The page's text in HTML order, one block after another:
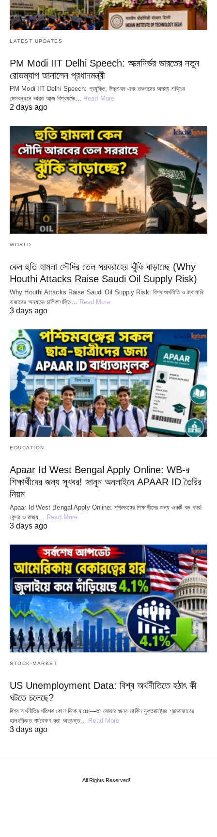
LATEST UPDATES
PM Modi IIT Delhi Speech: আত্মনির্ভর ভারতের নতুন
রোডম্যাপ জানালেন প্রধানমন্ত্রী
PM Modi IIT Delhi Speech: প্রযুক্তি, উদ্ভাবন এবং তরুণদের অদম্য শক্তির
মেলবন্ধনে ভারত আজ বিশ্বমঞ্চে… Read More
2 days ago
WORLD
কেন হুতি হামলা সৌদির তেল সরবরাহের ঝুঁকি বাড়াচ্ছে (Why
Houthi Attacks Raise Saudi Oil Supply Risk)
Why Houthi Attacks Raise Saudi Oil Supply Risk: বিশ্ব অর্থনীতি ও জ্বালানি
বাজারের অন্যতম চালিকাশক্তি…
Read More
3 days ago
EDUCATION
Apaar Id West Bengal Apply Online: WB-র
শিক্ষার্থীদের জন্য সুখবর! জানুন অনলাইনে APAAR ID তৈরির
নিয়ম
Apaar Id West Bengal Apply Online: পশ্চিমবঙ্গের শিক্ষার্থীদের জন্য একটি বড় খবর!
কেন্দ্র ও রাজ্য… Read More
3 days ago
STOCK-MARKET
US Unemployment Data: বিশ্ব অর্থনীতিতে হঠাৎ কী
ঘটতে চলেছে?
বিশ্ব অর্থনীতির গতিপথ কোন দিকে যাচ্ছে—তা বোঝার জন্য মার্কিন যুক্তরাষ্ট্রের শ্রমবাজারের
হালহকিকত পর্যবেক্ষণ করা অত্যন্ত… Read More
3 days ago
All Rights Reserved!